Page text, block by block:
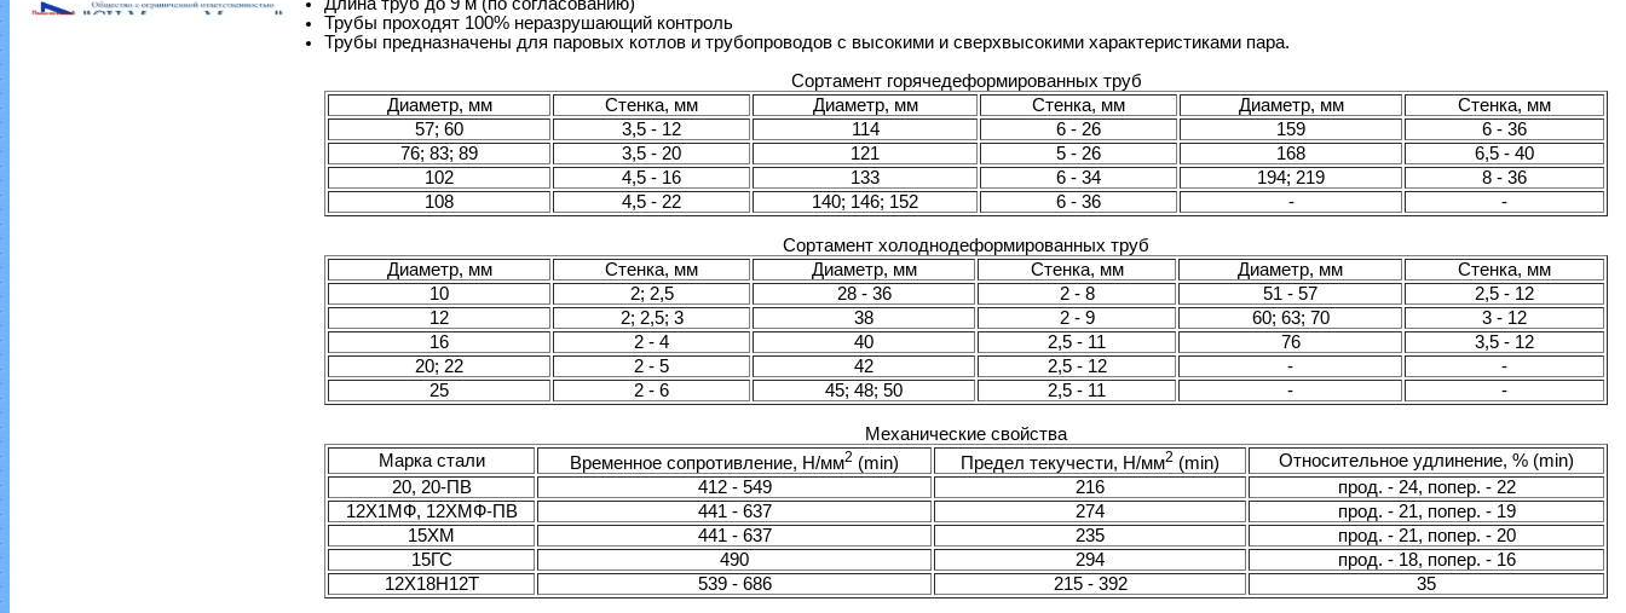
Трубы проходят 100% неразрушающий контроль
Трубы предназначены для паровых котлов и трубопроводов с высокими и сверхвысокими характеристиками пара.
Сортамент горячедеформированных труб
Диаметр, мм
Стенка, мм Диаметр, мм Стенка, мм Диаметр, мм
Стенка, мм
57; 60
3,5 - 12 114 6 - 26 159
6 - 36
76; 83; 89
3,5 - 20 121 5 - 26 168
6,5 - 40
102
4,5 - 16 133 6 - 34 194; 219
8 - 36
108
4,5 - 22 140; 146; 152 6 - 36 - -
Сортамент холоднодеформированных труб
Диаметр, мм
Стенка, мм Диаметр, мм Стенка, мм Диаметр, мм
Стенка, мм
10
2; 2,5 28 - 36 2 - 8 51 - 57
2,5 - 12
12
2; 2,5; 3 38 2 - 9 60; 63; 70
3 - 12
16
2 - 4 40 2,5 - 11 76
3,5 - 12
20; 22
2 - 5 42 2,5 - 12 -
-
25
2 - 6 45; 48; 50 2,5 - 11 - -
Механические свойства
Марка стали
Временное сопротивление, Н/мм2 (min) Предел текучести, Н/мм2 (min)
Относительное удлинение, % (min)
20, 20-ПВ
412 - 549 216
прод. - 24, попер. - 22
12Х1МФ, 12ХМФ-ПВ
441 - 637 274
прод. - 21, попер. - 19
15ХМ
441 - 637 235
прод. - 21, попер. - 20
15ГС
490 294
прод. - 18, попер. - 16
12Х18Н12Т
539 - 686 215 - 392 35